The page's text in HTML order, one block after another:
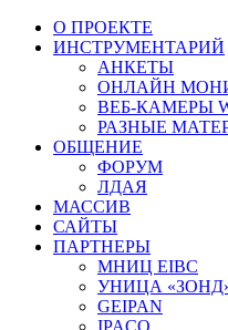
О ПРОЕКТЕ
ИНСТРУМЕНТАРИЙ
АНКЕТЫ
ОНЛАЙН
ВЕБ-КАМЕРЫ
РАЗНЫЕ
ОБЩЕНИЕ
ФОРУМ
ЛДАЯ
МАССИВ
САЙТЫ
ПАРТНЕРЫ
МНИЦ EIBC
УНИЦА
GEIPAN
IPACO